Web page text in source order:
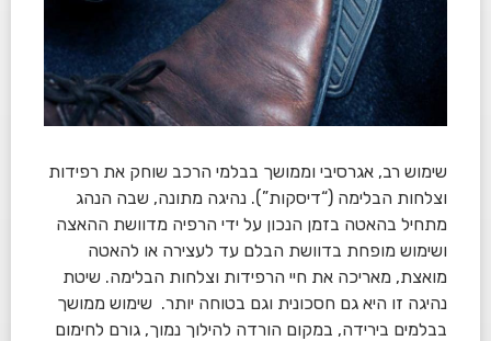
שימוש רב, אגרסיבי וממושך בבלמי הרכב שוחק את רפידות
וצלחות הבלימה (“דיסקות”). נהיגה מתונה, שבה הנהג
מתחיל בהאטה בזמן הנכון על ידי הרפיה מדוושת ההאצה
ושימוש מופחת בדוושת הבלם עד לעצירה או להאטה
מואצת, מאריכה את חיי הרפידות וצלחות הבלימה. שיטת
נהיגה זו היא גם חסכונית וגם בטוחה יותר. שימוש ממושך
בבלמים בירידה, במקום הורדה להילוך נמוך, גורם לחימום